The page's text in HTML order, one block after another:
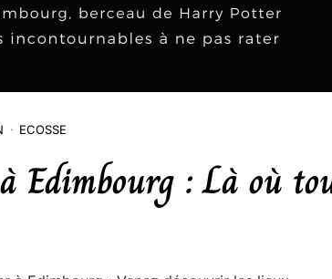
ECOSSE
Edimbourg : Là où